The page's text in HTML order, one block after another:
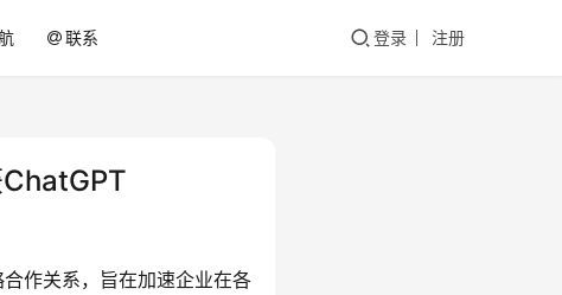
联系 登录 注册
作关系，旨在加速企业在各